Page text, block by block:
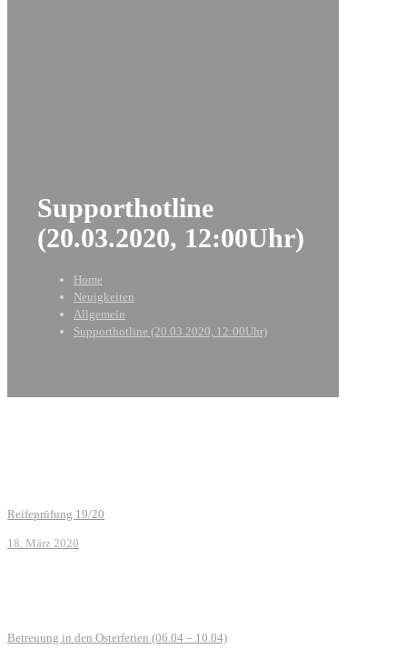
Supporthotline
(20.03.2020, 12:00Uhr)
Home
Neuigkeiten
Allgemein
Supporthotline (20.03.2020, 12:00Uhr)
Reifeprüfung 19/20
18. März 2020
Betreuung in den Osterferien (06.04 – 10.04)